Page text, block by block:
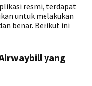
resmi, terdapat
untuk melakukan
benar. Berikut ini
yang